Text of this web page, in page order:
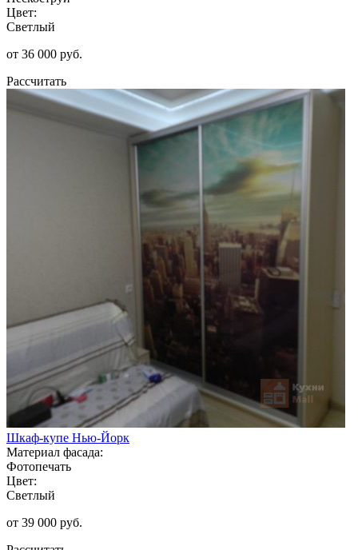
Цвет:
Светлый
от 36 000 руб.
Рассчитать
Шкаф-купе Нью-Йорк
Материал фасада:
Фотопечать
Цвет:
Светлый
от 39 000 руб.